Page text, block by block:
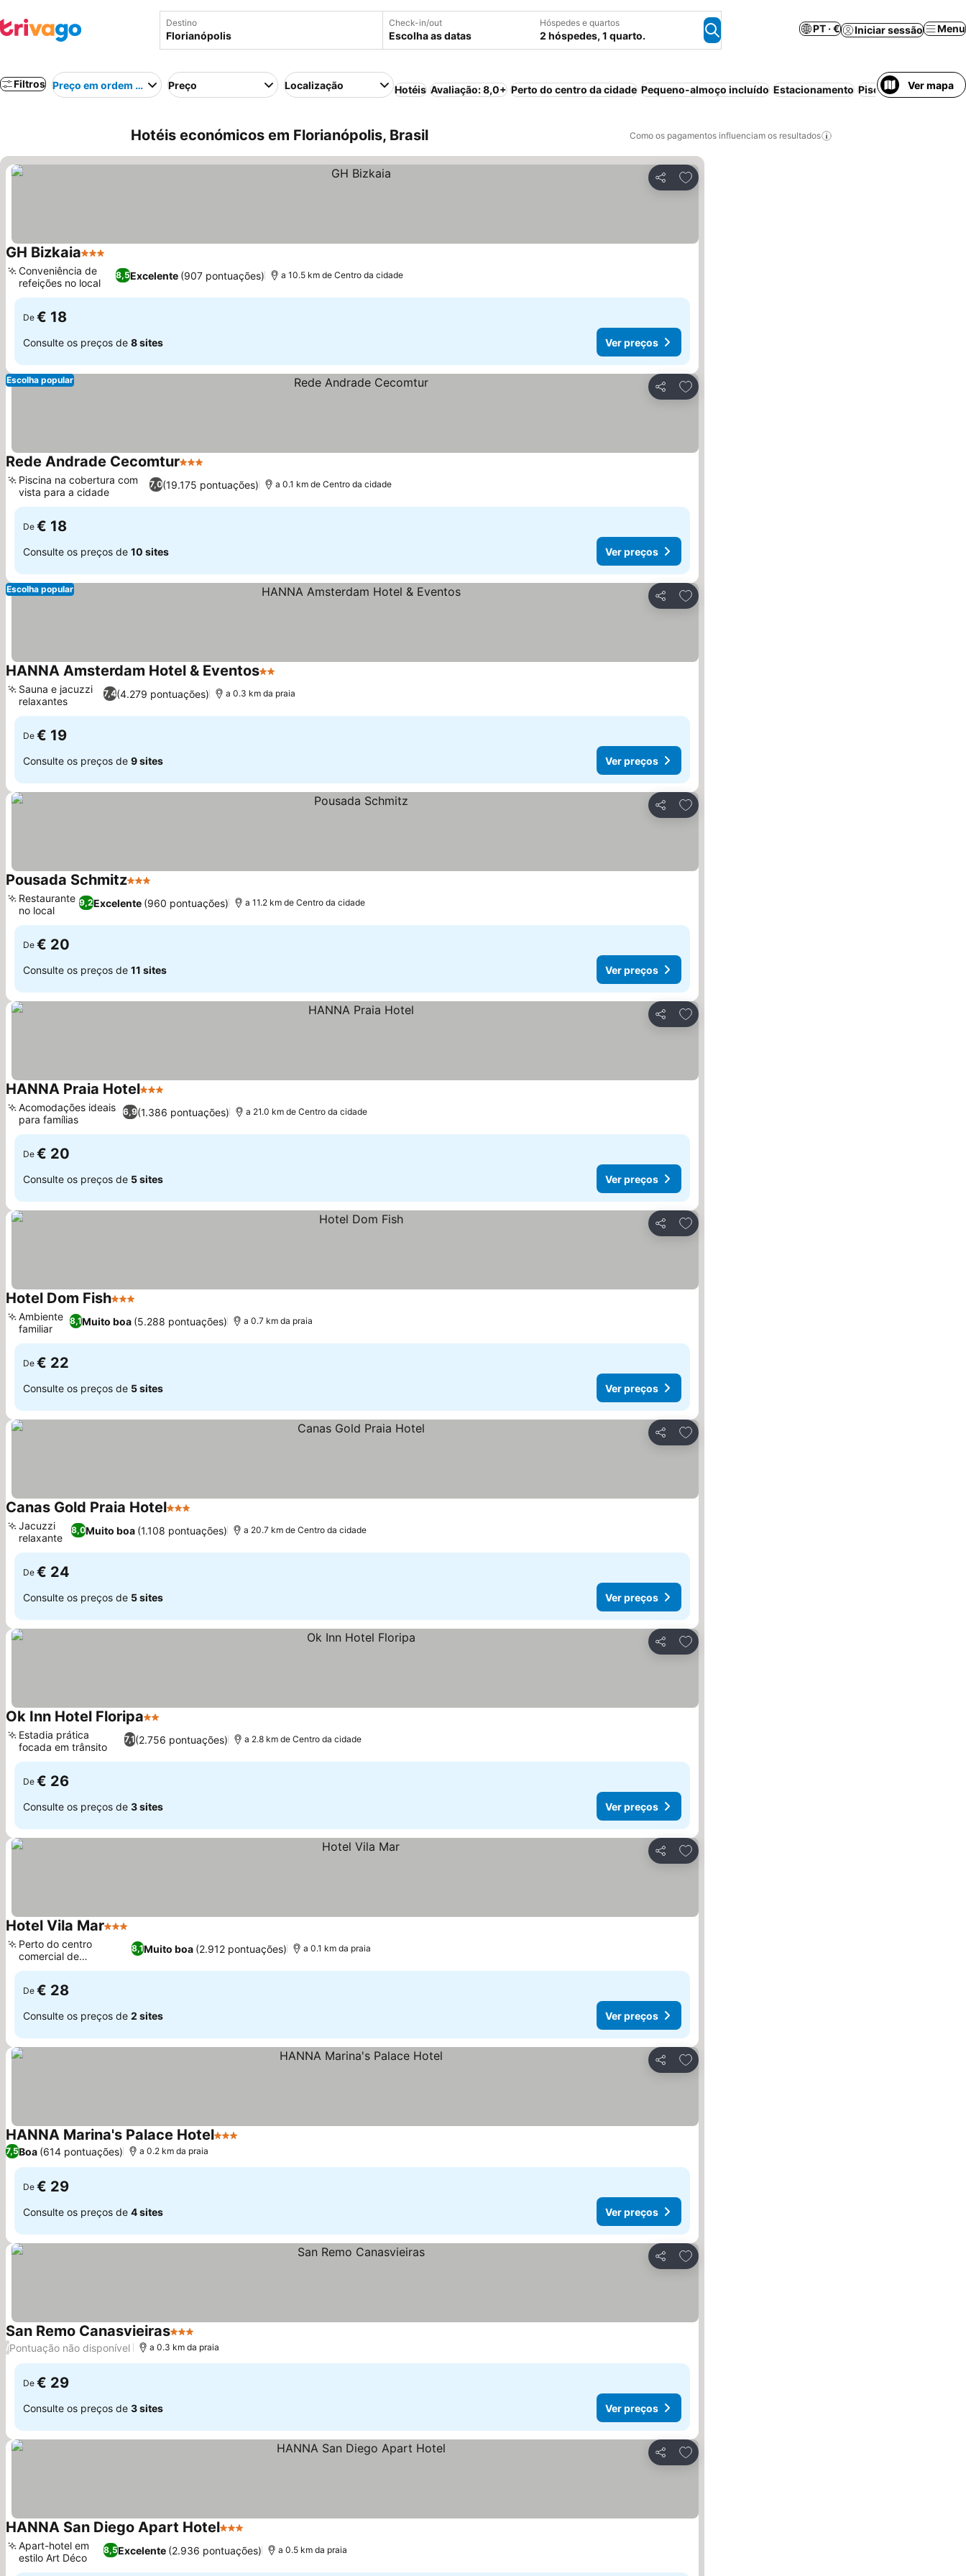
Destino Check-in/out
Escolha as datas
Hóspedes e quartos
2 hóspedes, 1 quarto.
PT · € Iniciar sessão Menu
Filtros Preço em ordem crescentePreço Localização Hotéis Avaliação: 8,0+ Perto do centro da cidade Pequeno-almoço incluído Estacionamento Piscina Praia
Ver mapa
Hotéis económicos em Florianópolis, Brasil Como os pagamentos influenciam os resultados
Partilhar
Adicionar aos favoritos
GH Bizkaia3 Estrelas
8,5Excelente (907 pontuações)
Conveniência de
refeições no local
a 10.5 km de Centro da cidade
De € 18
Consulte os preços de 8 sites Ver preços
Partilhar
Adicionar aos favoritos
Escolha popular
Rede Andrade Cecomtur3 Estrelas
7,0(19.175 pontuações)
Piscina na cobertura com
vista para a cidade
a 0.1 km de Centro da cidade
De € 18
Consulte os preços de 10 sites Ver preços
Partilhar
Adicionar aos favoritos
Escolha popular
HANNA Amsterdam Hotel & Eventos2 Estrelas
7,4(4.279 pontuações)
Sauna e jacuzzi
relaxantes
a 0.3 km da praia
De € 19
Consulte os preços de 9 sites Ver preços
Partilhar
Adicionar aos favoritos
Pousada Schmitz3 Estrelas
9,2Excelente (960 pontuações)
Restaurante
no local
a 11.2 km de Centro da cidade
De € 20
Consulte os preços de 11 sites Ver preços
Partilhar
Adicionar aos favoritos
HANNA Praia Hotel3 Estrelas
6,9(1.386 pontuações)
Acomodações ideais
para famílias
a 21.0 km de Centro da cidade
De € 20
Consulte os preços de 5 sites Ver preços
Partilhar
Adicionar aos favoritos
Hotel Dom Fish3 Estrelas
8,1Muito boa (5.288 pontuações)
Ambiente
familiar
a 0.7 km da praia
De € 22
Consulte os preços de 5 sites Ver preços
Partilhar
Adicionar aos favoritos
Canas Gold Praia Hotel3 Estrelas
8,0Muito boa (1.108 pontuações)
Jacuzzi
relaxante
a 20.7 km de Centro da cidade
De € 24
Consulte os preços de 5 sites Ver preços
Partilhar
Adicionar aos favoritos
Ok Inn Hotel Floripa2 Estrelas
7,1(2.756 pontuações)
Estadia prática
focada em trânsito
a 2.8 km de Centro da cidade
De € 26
Consulte os preços de 3 sites Ver preços
Partilhar
Adicionar aos favoritos
Hotel Vila Mar3 Estrelas
8,1Muito boa (2.912 pontuações)
Perto do centro
comercial de
Canasvieiras
a 0.1 km da praia
De € 28
Consulte os preços de 2 sites Ver preços
Partilhar
Adicionar aos favoritos
HANNA Marina's Palace Hotel3 Estrelas
7,5Boa (614 pontuações) a 0.2 km da praia
De € 29
Consulte os preços de 4 sites Ver preços
Partilhar
Adicionar aos favoritos
San Remo Canasvieiras3 Estrelas
/Pontuação não disponível a 0.3 km da praia
De € 29
Consulte os preços de 3 sites Ver preços
Partilhar
Adicionar aos favoritos
HANNA San Diego Apart Hotel3 Estrelas
8,5Excelente (2.936 pontuações)
Apart-hotel em
estilo Art Déco
a 0.5 km da praia